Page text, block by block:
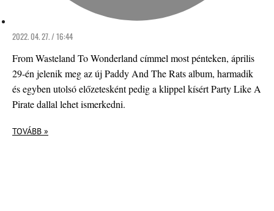
2022. 04. 27. / 16:44
From Wasteland To Wonderland címmel most pénteken, április
29-én jelenik meg az új Paddy And The Rats album, harmadik
és egyben utolsó előzetesként pedig a klippel kísért Party Like A
Pirate dallal lehet ismerkedni.
TOVÁBB »